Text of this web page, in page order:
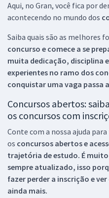
Aqui, no Gran, você fica por
acontecendo no mundo dos
Saiba quais são as melhores
concurso e comece a se
muita dedicação, disciplina
experientes no ramo dos
conquistar uma vaga passa
Concursos abertos:
os concursos com
Conte com a nossa ajuda
os concursos abertos e
trajetória de estudo. É
sempre atualizado, isso
fazer perder a inscrição e
ainda mais.